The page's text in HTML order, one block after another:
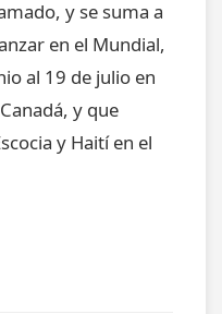
y se suma a
en el Mundial,
al 19 de julio en
y que
y Haití en el